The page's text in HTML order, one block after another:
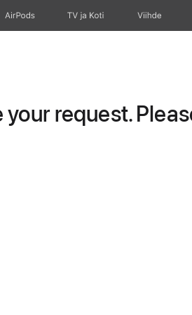
AirPods TV ja Koti Viihde
request.